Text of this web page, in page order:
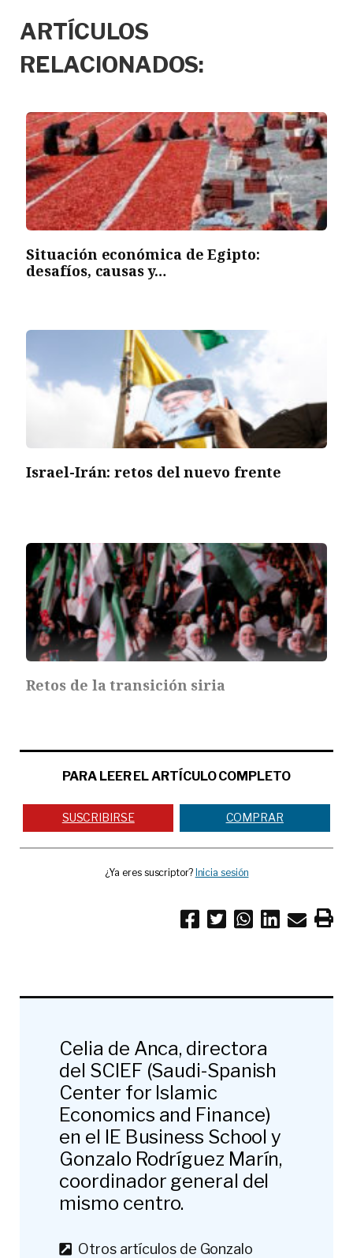
ARTÍCULOS
RELACIONADOS:
Situación económica de Egipto:
desafíos, causas y…
Israel-Irán: retos del nuevo frente
Retos de la transición siria
PARA LEER EL ARTÍCULO COMPLETO
SUSCRIBIRSE COMPRAR
¿Ya eres suscriptor? Inicia sesión
Celia de Anca, directora
del SCIEF (Saudi-Spanish
Center for Islamic
Economics and Finance)
en el IE Business School y
Gonzalo Rodríguez Marín,
coordinador general del
mismo centro.
Otros artículos de Gonzalo